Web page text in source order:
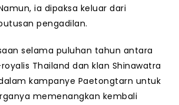
ia dipaksa keluar dari
pengadilan.
selama puluhan tahun antara
Thailand dan klan Shinawatra
kampanye Paetongtarn untuk
memenangkan kembali